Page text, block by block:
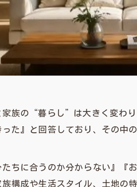
家族の“暮らし”は大きく変わ
った』と回答しており、その
ちに合うのか分からない』
構成や生活スタイル、土地の